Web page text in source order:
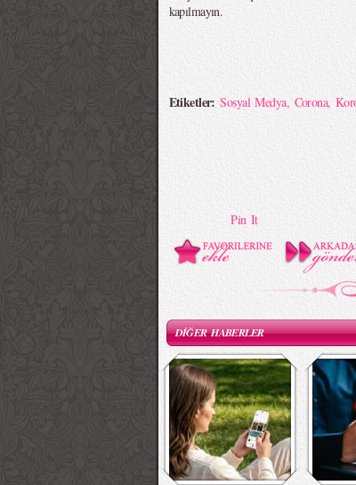
kapılmayın.
Etiketler:Sosyal Medya, Corona,
Pin It
DİĞER HABERLER